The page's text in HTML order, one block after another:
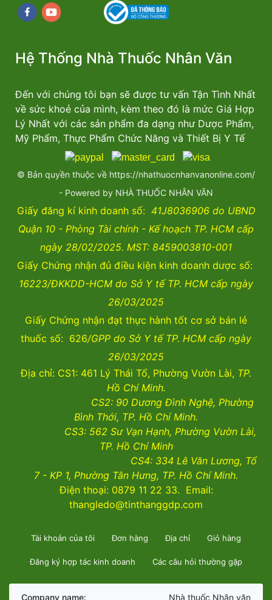
Facebookyoutube
Hệ Thống Nhà Thuốc Nhân Văn
Đến với chúng tôi bạn sẽ được tư vấn Tận Tình Nhất
về sức khoẻ của mình, kèm theo đó là mức Giá Hợp
Lý Nhất với các sản phẩm đa dạng như Dược Phẩm,
Mỹ Phẩm, Thực Phẩm Chức Năng và Thiết Bị Y Tế
© Bản quyền thuộc về https://nhathuocnhanvanonline.com/
- Powered by NHÀ THUỐC NHÂN VĂN
Giấy đăng kí kinh doanh số: 41J8036906 do UBND
Quận 10 - Phòng Tài chính - Kế hoạch TP. HCM cấp
ngày 28/02/2025. MST: 8459003810-001
Giấy Chứng nhận đủ điều kiện kinh doanh dược số:
16223/ĐKKDD-HCM do Sở Y tế TP. HCM cấp ngày
26/03/2025
Giấy Chứng nhận đạt thực hành tốt cơ sở bán lẻ
thuốc số: 626/GPP do Sở Y tế TP. HCM cấp ngày
26/03/2025
Địa chỉ: CS1: 461 Lý Thái Tổ, Phường Vườn Lài, TP.
Hồ Chí Minh.
CS2: 90 Dương Đình Nghệ, Phường
Bình Thới, TP. Hồ Chí Minh.
CS3: 562 Sư Vạn Hạnh, Phường Vườn Lài,
TP. Hồ Chí Minh
CS4: 334 Lê Văn Lương, Tổ
7 - KP 1, Phường Tân Hưng, TP. Hồ Chí Minh.
Điện thoại: 0879 11 22 33. Email:
thangledo@tinthanggdp.com
Tài khoản của tôi Đơn hàng Địa chỉ Giỏ hàng
Đăng ký hợp tác kinh doanh Các câu hỏi thường gặp
Company name: Nhà thuốc Nhân văn